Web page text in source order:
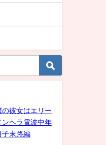
彼女はエリー
ヘラ電波中年
子末路編